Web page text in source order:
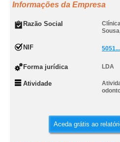
Informações da Empresa
Razão Social
NIF 5051...
Forma jurídica LDA
Atividade
Aceda grátis ao